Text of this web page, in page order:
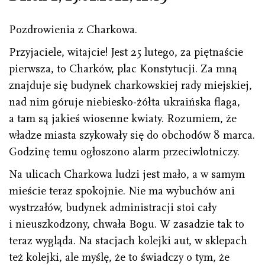
Pozdrowienia z Charkowa.
Przyjaciele, witajcie! Jest 25 lutego, za piętnaście
pierwsza, to Charków, plac Konstytucji. Za mną
znajduje się budynek charkowskiej rady miejskiej,
nad nim góruje niebiesko-żółta ukraińska flaga,
a tam są jakieś wiosenne kwiaty. Rozumiem, że
władze miasta szykowały się do obchodów 8 marca.
Godzinę temu ogłoszono alarm przeciwlotniczy.
Na ulicach Charkowa ludzi jest mało, a w samym
mieście teraz spokojnie. Nie ma wybuchów ani
wystrzałów, budynek administracji stoi cały
i nieuszkodzony, chwała Bogu. W zasadzie tak to
teraz wygląda. Na stacjach kolejki aut, w sklepach
też kolejki, ale myślę, że to świadczy o tym, że